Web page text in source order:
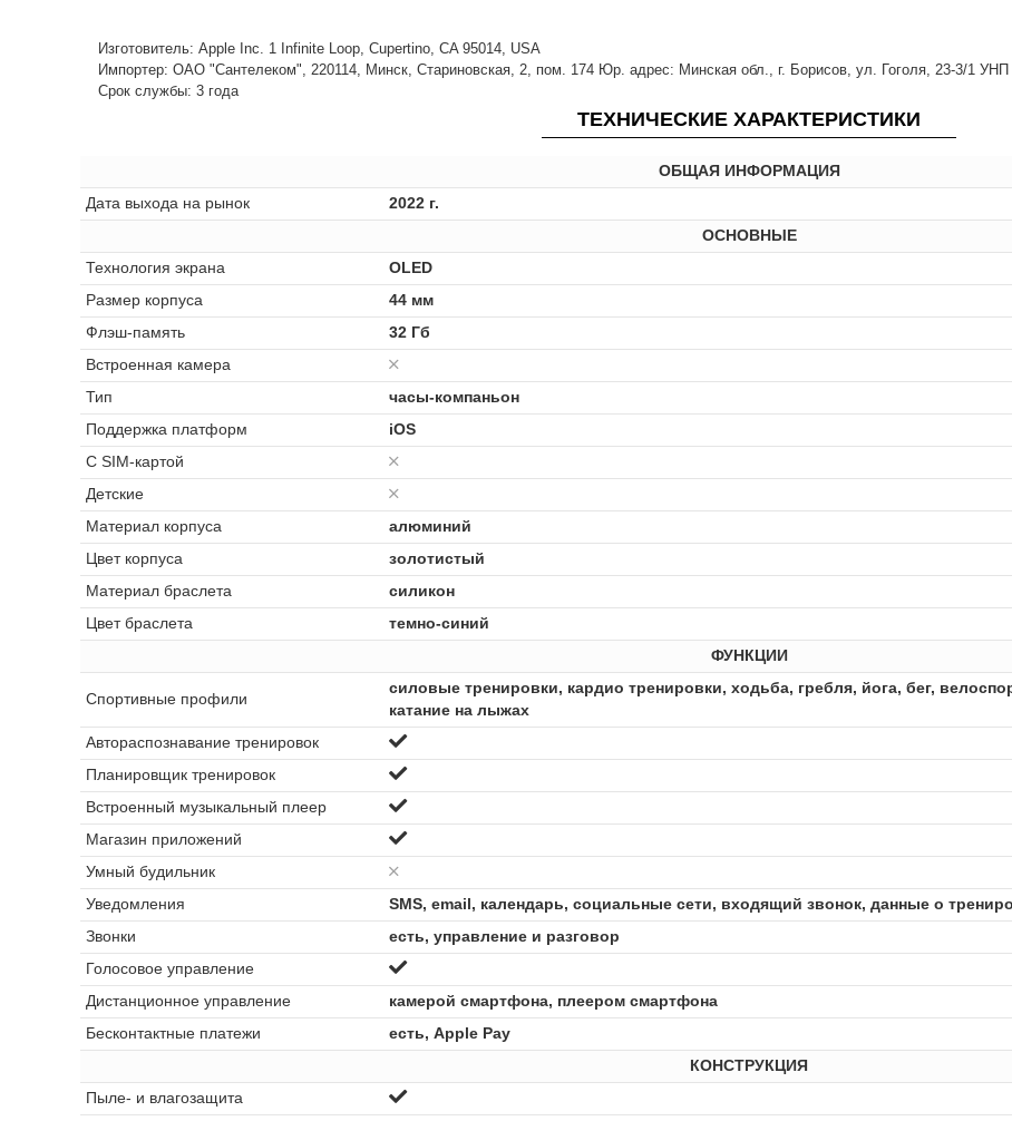
Изготовитель: Apple Inc. 1 Infinite Loop, Cupertino, CA 95014, USA
Импортер: ОАО "Сантелеком", 220114, Минск, Стариновская, 2, пом. 174 Юр. адрес: Минская обл., г. Борисов, ул. Гоголя, 23-3/1 УНП
Срок службы: 3 года
ТЕХНИЧЕСКИЕ ХАРАКТЕРИСТИКИ
ОБЩАЯ ИНФОРМАЦИЯ
Дата выхода на рынок
2022 г.
ОСНОВНЫЕ
Технология экрана
OLED
Размер корпуса
44 мм
Флэш-память
32 Гб
Встроенная камера
Тип
часы-компаньон
Поддержка платформ
iOS
С SIM-картой
Детские
Материал корпуса
алюминий
Цвет корпуса
золотистый
Материал браслета
силикон
Цвет браслета
темно-синий
ФУНКЦИИ
Спортивные профили
силовые тренировки, кардио тренировки, xодьба, гребля, йога, бег,
катание на лыжах
Автораспознавание тренировок
Планировщик тренировок
Встроенный музыкальный плеер
Магазин приложений
Умный будильник
Уведомления
SMS, email, календарь, социальные сети, входящий звонок, данные о
Звонки
есть, управление и разговор
Голосовое управление
Дистанционное управление
камерой смартфона, плеером смартфона
Бесконтактные платежи
есть, Apple Pay
КОНСТРУКЦИЯ
Пыле- и влагозащита